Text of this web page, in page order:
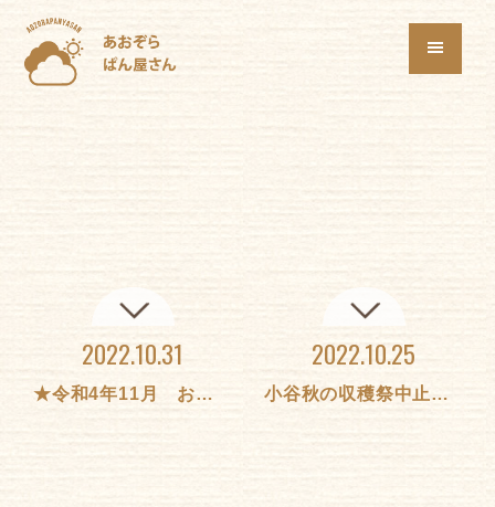
2022.10.31
★令和4年11月 お弁当★
2022.10.25
小谷秋の収穫祭中止のお知らせ